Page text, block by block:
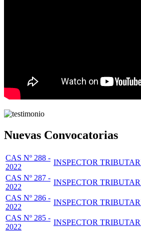
Nuevas Convocatorias
CAS Nº 288 -
2022
INSPECTOR
CAS Nº 287 -
2022
INSPECTOR
CAS Nº 286 -
2022
INSPECTOR
CAS Nº 285 -
2022
INSPECTOR